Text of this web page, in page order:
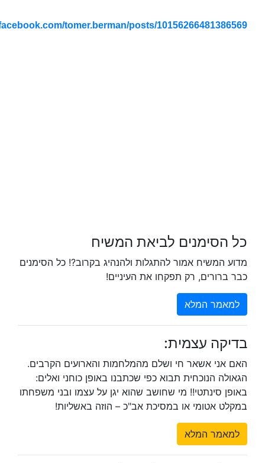
tomer.berman/posts/10156266481386569
כל הסימנים לביאת המשיח
מדוע המשיח אמור להתגלות ולהנהיג בקרוב?! כל הסימנים
כבר ברורים, רק תפקחו את העיניים!
למאמר המלא
בדיקה עצמית:
האם אני אשאר חי ושלם מהמלחמות והארועים הקרבים.
הגאולה הנוכחית תבוא כפי שכתבנו באופן כוחני ואלים:
באופן סינתטי!! מי שחושב שהוא יגן על עצמו ובני משפחתו
במקלט אטומי או במסיכת אב"כ – הוזה באשליות!
למאמר המלא